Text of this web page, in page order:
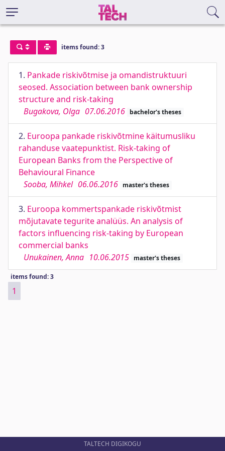
items found: 3
1. Pankade riskivõtmise ja omandistruktuuri
seosed. Association between bank ownership
structure and risk-taking
Bugakova, Olga 07.06.2016 bachelor's theses
2. Euroopa pankade riskivõtmine käitumusliku
rahanduse vaatepunktist. Risk-taking of
European Banks from the Perspective of
Behavioural Finance
Sooba, Mihkel 06.06.2016 master's theses
3. Euroopa kommertspankade riskivõtmist
mõjutavate tegurite analüüs. An analysis of
factors influencing risk-taking by European
commercial banks
Unukainen, Anna 10.06.2015 master's theses
items found: 3
1
TALTECH DIGIKOGU